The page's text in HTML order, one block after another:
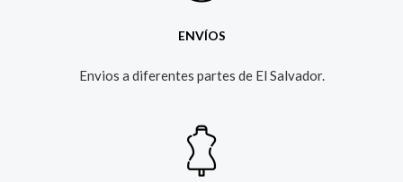
ENVÍOS
Envios a diferentes partes de El Salvador.​